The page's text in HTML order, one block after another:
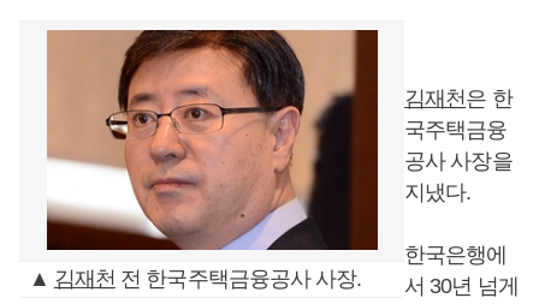
▲ 김재천 전 한국주택금융공사 사장.
김재천은 한
국주택금융
공사 사장을
지냈다.
한국은행에
서 30년 넘게